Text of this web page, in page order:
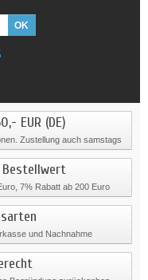
EUR (DE)
Zustellung auch samstags
Bestellwert
7% Rabatt ab 200 Euro
und Nachnahme